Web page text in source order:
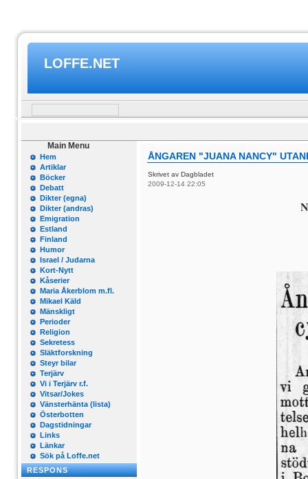
LOFFE.NET
Main Menu
Hem
Artiklar
Böcker
Debatt
Dikter (egna)
Dikter (andras)
Emigration
Estland
Finland
Humor
Israel / Judarna
Kort-Nytt
Kåserier
Maria Åkerblom m.fl.
Mikael Käld
Mänskligt
Perioder
Religion
Sekretess
Släktforskning
Steyr bilar
Terjärv
Vi i Terjärv r.f.
Vitsar/Jokes
Vänsterhänta (lista)
Österbotten
Dagstidningar
Links
Länkar
Sök på Loffe.net
RESPONS
ÅNGAREN "JUANA NANCY"
Skrivet av Dagbladet
2009-12-14 22:05